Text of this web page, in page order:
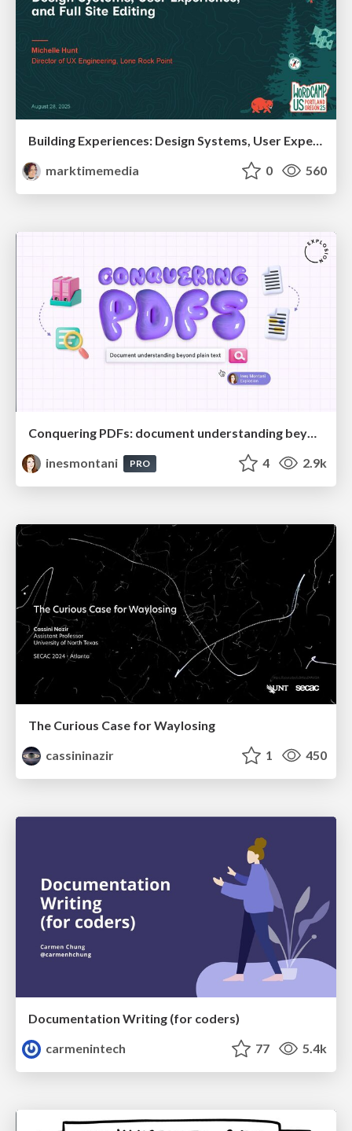
marktimemedia
0 560
Conquering PDFs: document understanding beyond plain text
inesmontani
PRO 4 2.9k
The Curious Case for Waylosing
cassininazir
1 450
Documentation Writing (for coders)
carmenintech
77 5.4k